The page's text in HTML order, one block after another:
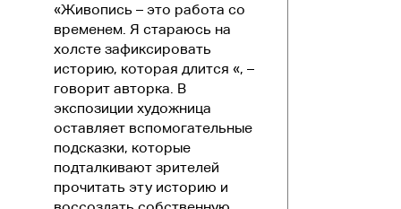
«Живопись – это работа со
временем. Я стараюсь на
холсте зафиксировать
историю, которая длится «, –
говорит авторка. В
экспозиции художница
оставляет вспомогательные
подсказки, которые
подталкивают зрителей
прочитать эту историю и